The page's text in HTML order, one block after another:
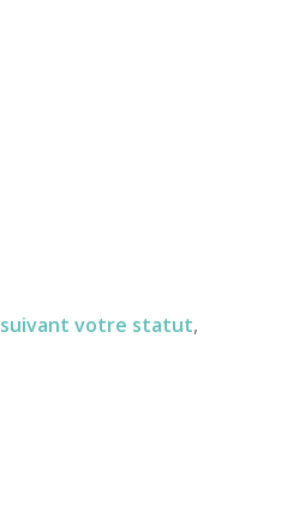
suivant votre statut,